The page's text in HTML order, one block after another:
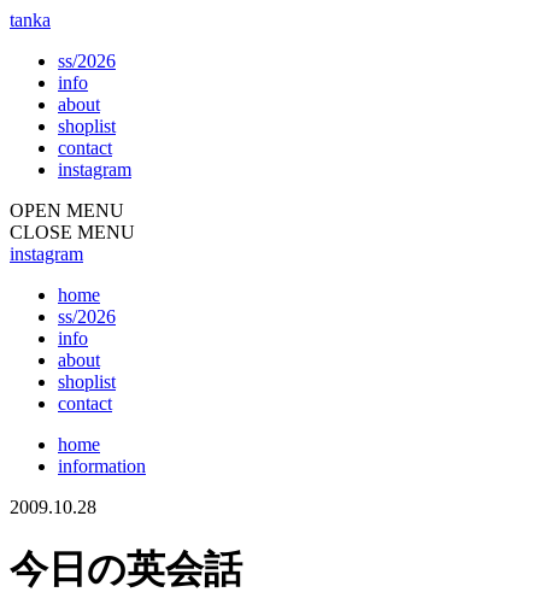
tanka
ss/2026
info
about
shoplist
contact
instagram
OPEN MENU
CLOSE MENU
instagram
home
ss/2026
info
about
shoplist
contact
home
information
2009.10.28
今日の英会話